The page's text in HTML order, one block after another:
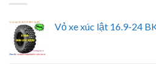
Vỏ xe xúc lật 16.9-24